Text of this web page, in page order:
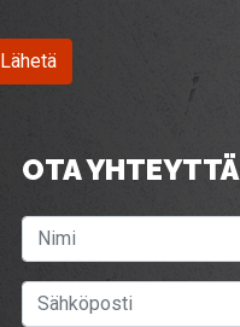
Lähetä
OTA YHTEYTTÄ